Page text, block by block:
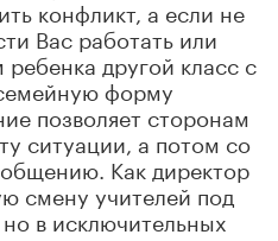
конфликт, а если не
Вас работать или
другой класс с
форму
позволяет сторонам
ситуации, а потом со
Как директор
смену учителей под
в исключительных